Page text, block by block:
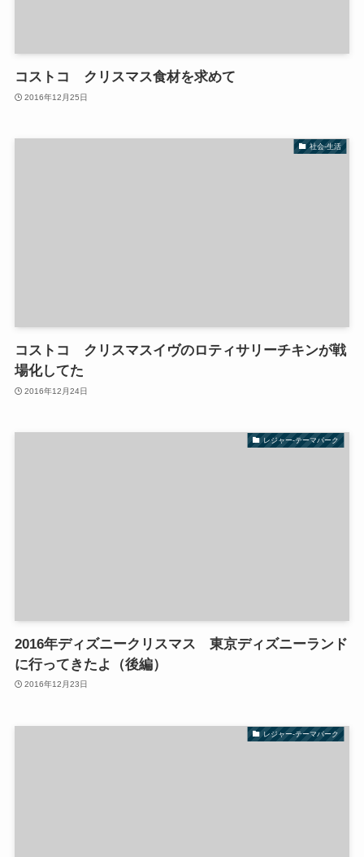
コストコ クリスマス食材を求めて
2016年12月25日
社会-生活
コストコ クリスマスイヴのロティサリーチキンが戦
場化してた
2016年12月24日
レジャー-テーマパーク
2016年ディズニークリスマス 東京ディズニーランド
に行ってきたよ（後編）
2016年12月23日
レジャー-テーマパーク